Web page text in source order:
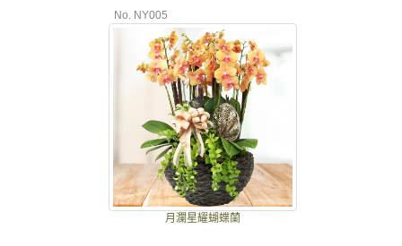
No. NY005
月瀾星耀蝴蝶蘭